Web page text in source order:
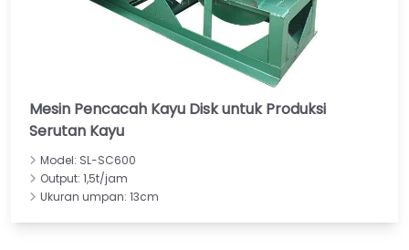
Mesin Pencacah Kayu Disk untuk Produksi
Serutan Kayu
Model: SL-SC600
Output: 1,5t/jam
Ukuran umpan: 13cm